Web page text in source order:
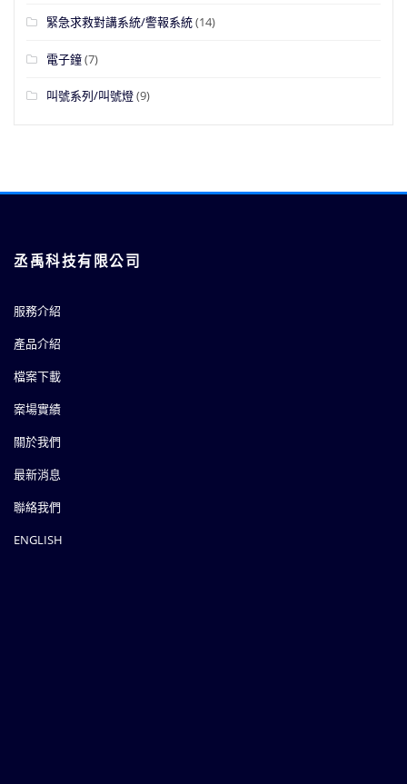
緊急求救對講系統/警報系統(14)
電子鐘(7)
叫號系列/叫號燈(9)
丞禹科技有限公司
服務介紹
產品介紹
檔案下載
案場實績
關於我們
最新消息
聯絡我們
ENGLISH